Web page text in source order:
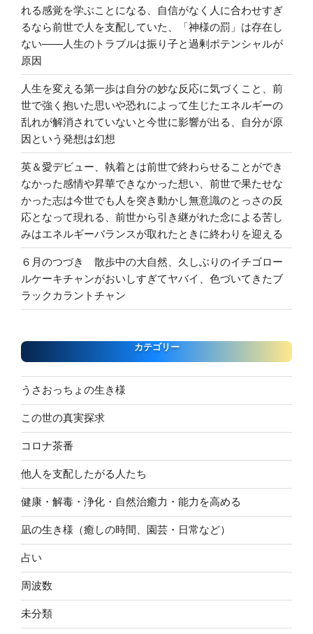
れる感覚を学ぶことになる、自信がなく人に合わせすぎ
るなら前世で人を支配していた、「神様の罰」は存在し
ない――人生のトラブルは振り子と過剰ポテンシャルが
原因
人生を変える第一歩は自分の妙な反応に気づくこと、前
世で強く抱いた思いや恐れによって生じたエネルギーの
乱れが解消されていないと今世に影響が出る、自分が原
因という発想は幻想
英＆愛デビュー、執着とは前世で終わらせることができ
なかった感情や昇華できなかった想い、前世で果たせな
かった志は今世でも人を突き動かし無意識のとっさの反
応となって現れる、前世から引き継がれた念による苦し
みはエネルギーバランスが取れたときに終わりを迎える
６月のつづき 散歩中の大自然、久しぶりのイチゴロー
ルケーキチャンがおいしすぎてヤバイ、色づいてきたブ
ラックカラントチャン
カテゴリー
うさおっちょの生き様
この世の真実探求
コロナ茶番
他人を支配したがる人たち
健康・解毒・浄化・自然治癒力・能力を高める
凪の生き様（癒しの時間、園芸・日常など）
占い
周波数
未分類